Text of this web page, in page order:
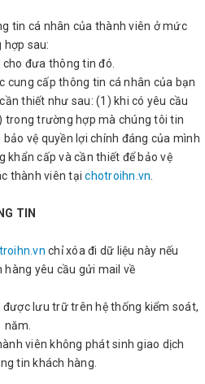
tin cá nhân của thành viên ở mức
sau:
đưa thông tin đó.
cấp thông tin cá nhân của bạn
thiết như sau: (1) khi có yêu cầu
trong trường hợp mà chúng tôi tin
vệ quyền lợi chính đáng của mình
cấp và cần thiết để bảo vệ
thành viên tạichotroihn.vn
TIN
chỉ xóa đi dữ liệu này nếu
hàng yêu cầu gửi mail về
được lưu trữ trên hệ thống kiểm soát,
năm.
viên không phát sinh giao dịch
tin khách hàng.